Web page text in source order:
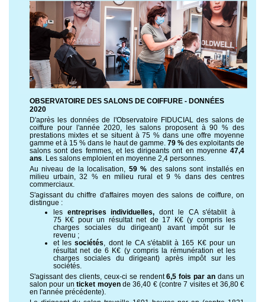
OBSERVATOIRE DES SALONS DE COIFFURE - DONNÉES
2020
D'après les données de l'Observatoire FIDUCIAL des salons de
coiffure pour l'année 2020, les salons proposent à 90 % des
prestations mixtes et se situent à 75 % dans une offre moyenne
gamme et à 15 % dans le haut de gamme. 79 %des exploitants de
salons sont des femmes, et les dirigeants ont en moyenne 47,4
ans. Les salons emploient en moyenne 2,4 personnes.
Au niveau de la localisation, 59 % des salons sont installés en
milieu urbain, 32 % en milieu rural et 9 % dans des centres
commerciaux.
S'agissant du chiffre d'affaires moyen des salons de coiffure, on
distingue :
les entreprises individuelles, dont le CA s'établit à
75 K€ pour un résultat net de 17 K€ (y compris les
charges sociales du dirigeant) avant impôt sur le
revenu ;
et lessociétés, dont le CA s'établit à 165 K€ pour un
résultat net de 6 K€ (y compris la rémunération et les
charges sociales du dirigeant) après impôt sur les
sociétés.
S'agissant des clients, ceux-ci se rendent6,5 fois par an dans un
salon pour unticket moyende 36,40 € (contre 7 visites et 36,80 €
en l'année précédente).